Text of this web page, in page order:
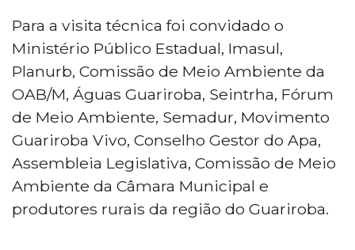
Para a visita técnica foi convidado o
Ministério Público Estadual, Imasul,
Planurb, Comissão de Meio Ambiente da
OAB/M, Águas Guariroba, Seintrha, Fórum
de Meio Ambiente, Semadur, Movimento
Guariroba Vivo, Conselho Gestor do Apa,
Assembleia Legislativa, Comissão de Meio
Ambiente da Câmara Municipal e
produtores rurais da região do Guariroba.